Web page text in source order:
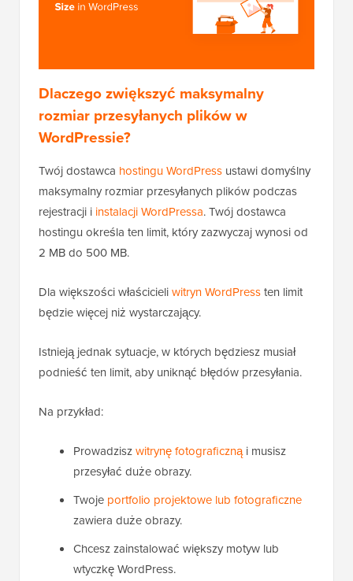
Dlaczego zwiększyć maksymalny
rozmiar przesyłanych plików w
WordPressie?
Twój dostawca hostingu WordPress ustawi domyślny
maksymalny rozmiar przesyłanych plików podczas
rejestracji i instalacji WordPressa. Twój dostawca
hostingu określa ten limit, który zazwyczaj wynosi od
2 MB do 500 MB.
Dla większości właścicieliwitryn WordPressten limit
będzie więcej niż wystarczający.
Istnieją jednak sytuacje, w których będziesz musiał
podnieść ten limit, aby uniknąć błędów przesyłania.
Na przykład:
Prowadziszwitrynę fotograficznąi musisz
przesyłać duże obrazy.
Twoje portfolio projektowe lub fotograficzne
zawiera duże obrazy.
Chcesz zainstalować większy motyw lub
wtyczkę WordPress.